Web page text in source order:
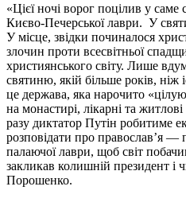
«Цієї ночі ворог поцілив у
Києво-Печерської лаври. У
У місце, звідки починалося
злочин проти всесвітньої
християнського світу. Лише
святиню, якій більше років, ніж
це держава, яка нарочито
на монастирі, лікарні та
разу диктатор Путін робитиме
розповідати про православʼя —
палаючої лаври, щоб світ
закликав колишній президент
Порошенко.